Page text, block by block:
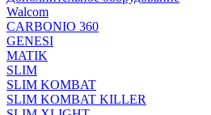
Walcom
CARBONIO 360
GENESI
MATIK
SLIM
SLIM KOMBAT
SLIM KOMBAT KILLER